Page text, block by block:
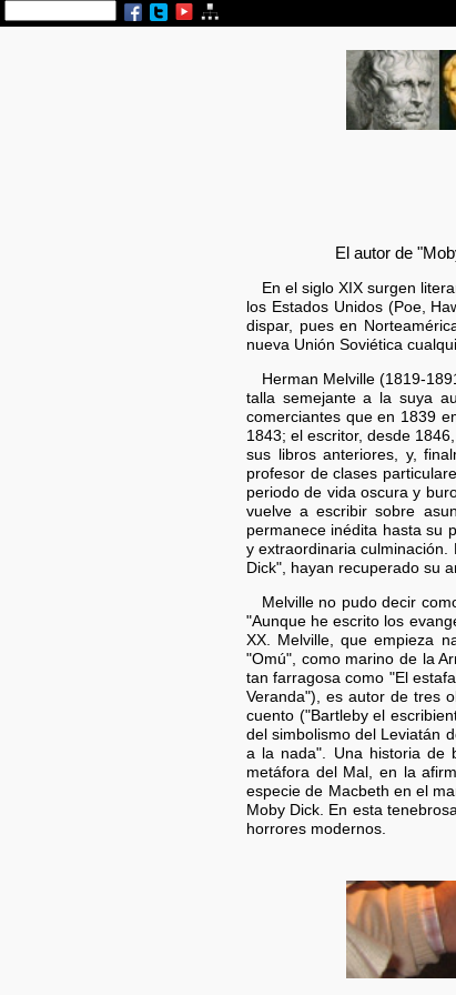
El autor de
En el siglo XIX surgen
los Estados Unidos (Poe,
dispar, pues en
nueva Unión Soviética
Herman Melville (1819-
talla semejante a la suya
comerciantes que en 1839
1843; el escritor, desde
sus libros anteriores, y,
profesor de clases
periodo de vida oscura y
vuelve a escribir sobre
permanece inédita hasta su
y extraordinaria culminación.
Dick", hayan recuperado su
Melville no pudo decir
"Aunque he escrito los
XX. Melville, que empieza
"Omú", como marino de la
tan farragosa como "El
Veranda"), es autor de tres
cuento ("Bartleby el
del simbolismo del Leviatán
a la nada". Una historia de
metáfora del Mal, en la
especie de Macbeth en el
Moby Dick. En esta
horrores modernos.